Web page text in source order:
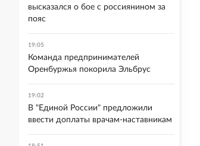
высказался о бое с россиянином за
пояс
19:05
Команда предпринимателей
Оренбуржья покорила Эльбрус
19:02
В "Единой России" предложили
ввести доплаты врачам-наставникам